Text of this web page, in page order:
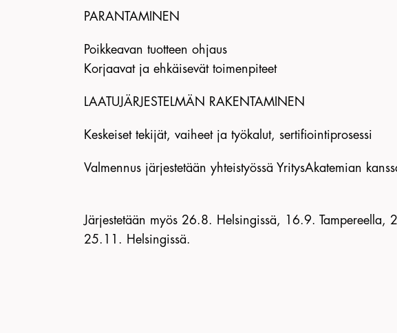
PARANTAMINEN
Poikkeavan tuotteen ohjaus
Korjaavat ja ehkäisevät toimenpiteet
LAATUJÄRJESTELMÄN RAKENTAMINEN
Keskeiset tekijät, vaiheet ja työkalut, sertifiointiprosessi
Valmennus järjestetään yhteistyössä YritysAkatemian
Järjestetään myös 26.8. Helsingissä, 16.9.
25.11. Helsingissä.